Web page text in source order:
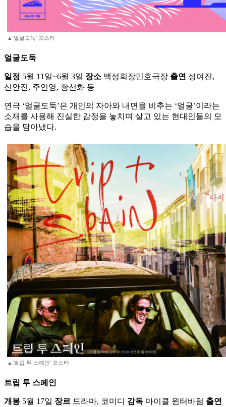
▲'얼굴도둑' 포스터
얼굴도둑
일정 5월 11일~6월 3일 장소 백성희장민호극장 출연 성여진,
신안진, 주인영, 황선화 등
연극 ‘얼굴도둑’은 개인의 자아와 내면을 비추는 ‘얼굴’이라는
소재를 사용해 진실한 감정을 놓치며 살고 있는 현대인들의 모
습을 담아냈다.
▲'트립 투 스페인' 포스터
트립 투 스페인
개봉 5월 17일 장르 드라마, 코미디 감독 마이클 윈터바텀 출연